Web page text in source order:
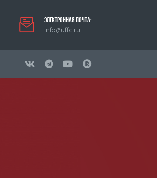
Электронная почта:
info@uffc.ru